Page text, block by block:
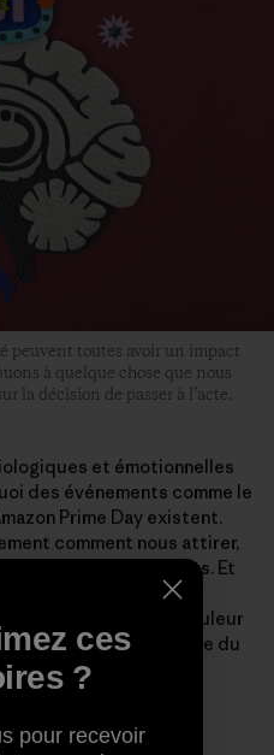
peuvent toutes avoir un impact
à quelque chose que nous
la décision de passer à l’acte.
et émotionnelles
des événements comme le
Prime Day existent.
comment nous attirer,
les paiements. Et
« ça fait mal à mon
métaphore. La « douleur
par le spécialiste du
en 1996 – existe
ces
?
pour recevoir